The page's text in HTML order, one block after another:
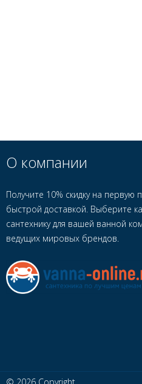
О компании
Получите 10% скидку на первую
быстрой доставкой. Выберите
сантехнику для вашей ванной
ведущих мировых брендов.